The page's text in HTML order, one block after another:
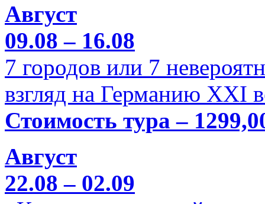
Август
09.08 – 16.08
7 городов или 7
взгляд на Германию XXI
Стоимость тура –
Август
22.08 – 02.09